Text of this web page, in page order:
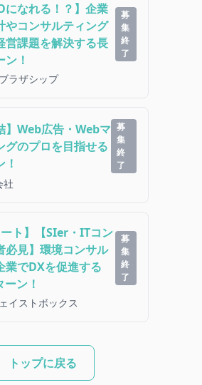
になれる！？】企業
やコンサルティング
営課題を解決する長
！
募
集
終
了
ラザシップ
】Web広告・Webマ
グのプロを目指せる
募
集
終
了
社
ート】【SIer・ITコン
必見】環境コンサル
業でDXを促進する
ン！
募
集
終
了
イストボックス
トップに戻る